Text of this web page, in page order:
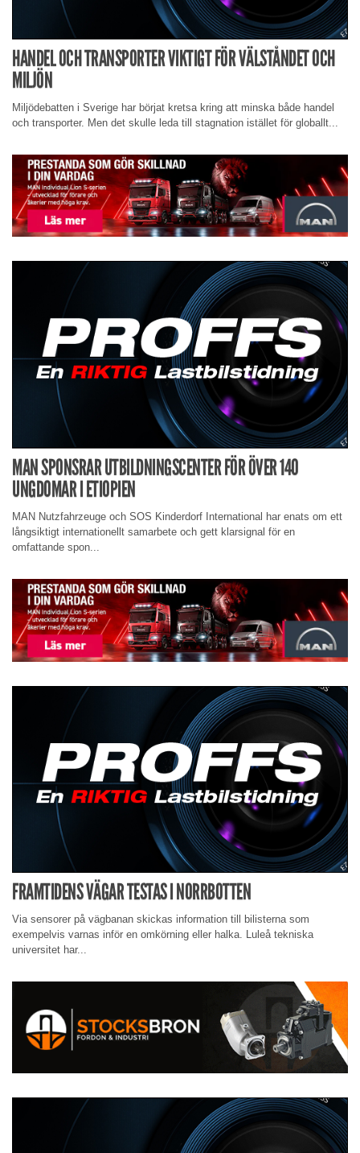
HANDEL OCH TRANSPORTER VIKTIGT FÖR VÄLSTÅNDET OCH
MILJÖN
Miljödebatten i Sverige har börjat kretsa kring att minska både handel
och transporter. Men det skulle leda till stagnation istället för globallt...
MAN SPONSRAR UTBILDNINGSCENTER FÖR ÖVER 140
UNGDOMAR I ETIOPIEN
MAN Nutzfahrzeuge och SOS Kinderdorf International har enats om ett
långsiktigt internationellt samarbete och gett klarsignal för en
omfattande spon...
FRAMTIDENS VÄGAR TESTAS I NORRBOTTEN
Via sensorer på vägbanan skickas information till bilisterna som
exempelvis varnas inför en omkörning eller halka. Luleå tekniska
universitet har...